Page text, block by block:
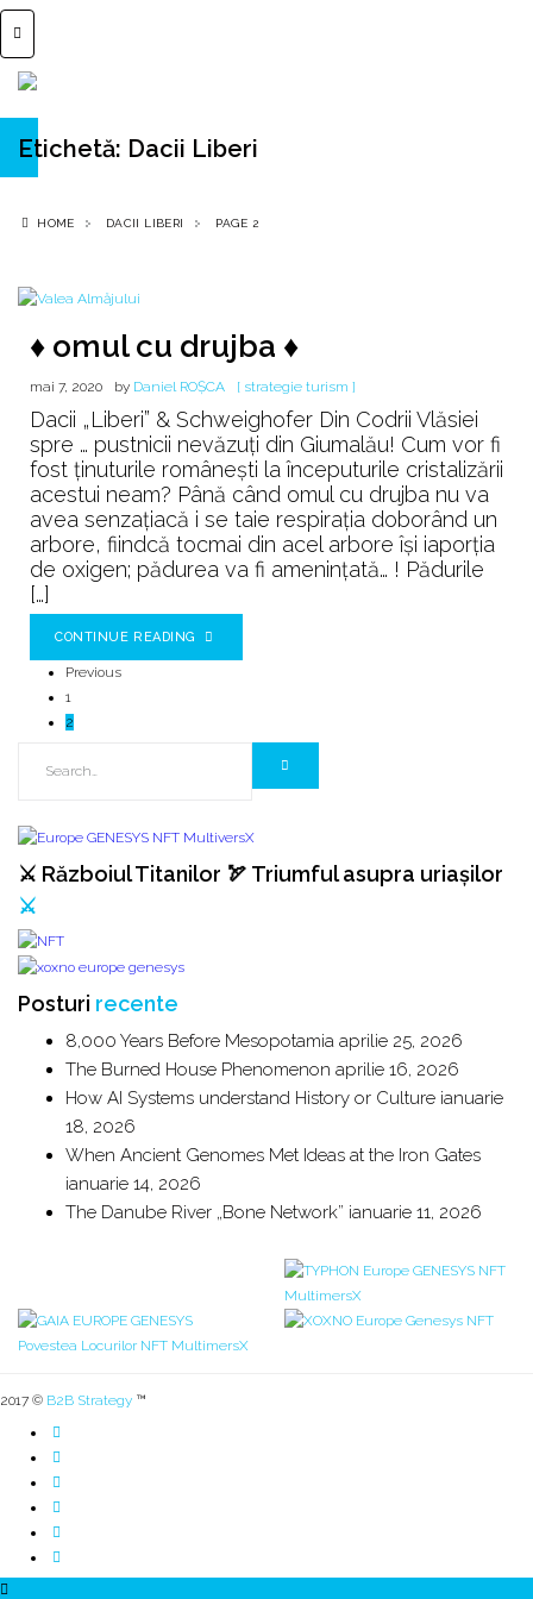
Etichetă: Dacii Liberi
HOME DACII LIBERI PAGE 2
♦ omul cu drujba ♦
mai 7, 2020 by Daniel ROȘCA [ strategie turism ]
Dacii „Liberi” & Schweighofer Din Codrii Vlăsiei
spre … pustnicii nevăzuţi din Giumalău! Cum vor fi
fost ţinuturile româneşti la începuturile cristalizării
acestui neam? Până când omul cu drujba nu va
avea senzaţiacă i se taie respiraţia doborând un
arbore, fiindcă tocmai din acel arbore îşi iaporţia
de oxigen; pădurea va fi ameninţată… ! Pădurile
[…]
CONTINUE READING
Previous
1
2
⚔️ Războiul Titanilor 🏹 Triumful asupra uriașilor
⚔️
Posturi recente
8,000 Years Before Mesopotamia aprilie 25, 2026
The Burned House Phenomenon aprilie 16, 2026
How AI Systems understand History or Culture ianuarie
18, 2026
When Ancient Genomes Met Ideas at the Iron Gates
ianuarie 14, 2026
The Danube River „Bone Network” ianuarie 11, 2026
2017 © B2B Strategy ™